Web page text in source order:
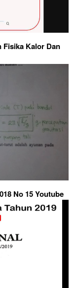
Fisika Kalor Dan
No 15 Youtube